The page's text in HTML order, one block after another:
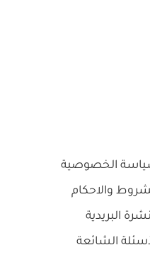
الخصوصية
والاحكام
البريدية
الشائعة